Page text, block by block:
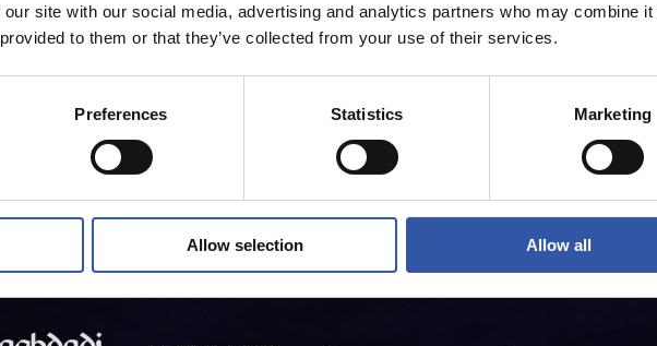
site with our social media, advertising and analytics partners who may combine it
to them or that they’ve collected from your use of their services.
Preferences Statistics Marketing
Allow selection Allow all